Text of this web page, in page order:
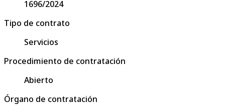
1696/2024
Tipo de contrato
Servicios
Procedimiento de contratación
Abierto
Órgano de contratación